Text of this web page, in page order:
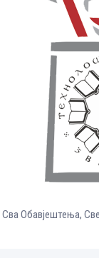
Сва Обавјештења,